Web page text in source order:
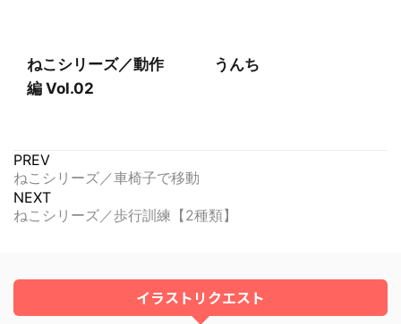
ねこシリーズ／動作
編 Vol.02
うんち
PREV
ねこシリーズ／車椅子で移動
NEXT
ねこシリーズ／歩行訓練【2種類】
イラストリクエスト